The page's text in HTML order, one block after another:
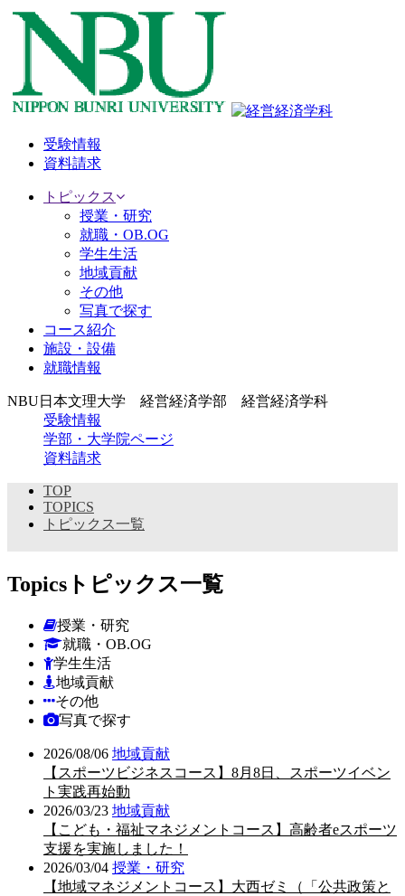
受験情報
資料請求
トピックス
授業・研究
就職・OB.OG
学生生活
地域貢献
その他
写真で探す
コース紹介
施設・設備
就職情報
NBU日本文理大学 経営経済学部 経営経済学科
受験情報
学部・大学院ページ
資料請求
TOP
TOPICS
トピックス一覧
Topics トピックス一覧
授業・研究
就職・OB.OG
学生生活
地域貢献
その他
写真で探す
2026/08/06 地域貢献
【スポーツビジネスコース】8月8日、スポーツイベン
ト実践再始動
2026/03/23 地域貢献
【こども・福祉マネジメントコース】高齢者eスポーツ
支援を実施しました！
2026/03/04 授業・研究
【地域マネジメントコース】大西ゼミ（「公共政策と